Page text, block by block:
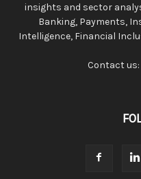
insights and sector
Banking, Payments,
Intelligence, Financial
Contact us: